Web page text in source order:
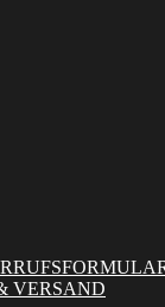
VERSAND